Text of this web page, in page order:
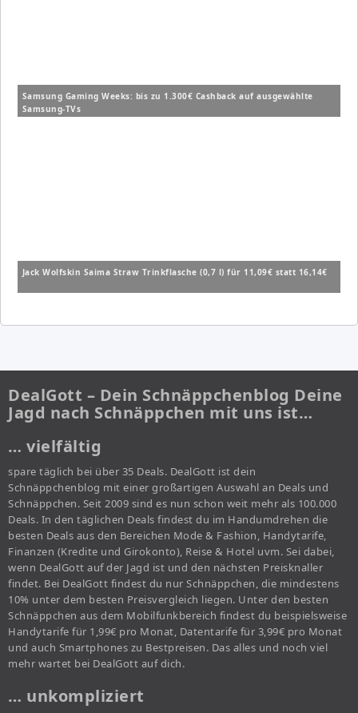
Samsung Gaming Weeks: bis zu 1.300€ Cashback auf ausgewählte
Samsung-TVs
Jack Wolfskin Saima Straw Trinkflasche (0,7 l) für 11,09€ statt 16,14€
DealGott – Dein Schnäppchenblog Deine
Jagd nach Schnäppchen mit uns ist…
… vielfältig
spare täglich bei über 35 Deals. DealGott ist dein
Schnäppchenblog mit einer großartigen Auswahl an Deals und
Schnäppchen. Seit 2009 sind es nun schon weit mehr als 100.000
Deals. In den täglichen Deals findest du im Handumdrehen die
besten Deals aus den Bereichen Mode & Fashion, Handytarife,
Finanzen (Kredite und Girokonto), Reise & Hotel uvm. Sei dabei,
wenn DealGott auf der Jagd ist und den nächsten Preisknaller
findet. Bei DealGott findest du nur Schnäppchen, die mindestens
10% unter dem besten Preisvergleich liegen. Unter den besten
Schnäppchen aus dem Mobilfunkbereich findest du beispielsweise
Handytarife für 1,99€ pro Monat, Datentarife für 3,99€ pro Monat
und auch Smartphones zu Bestpreisen. Das alles und noch viel
mehr wartet bei DealGott auf dich.
… unkompliziert